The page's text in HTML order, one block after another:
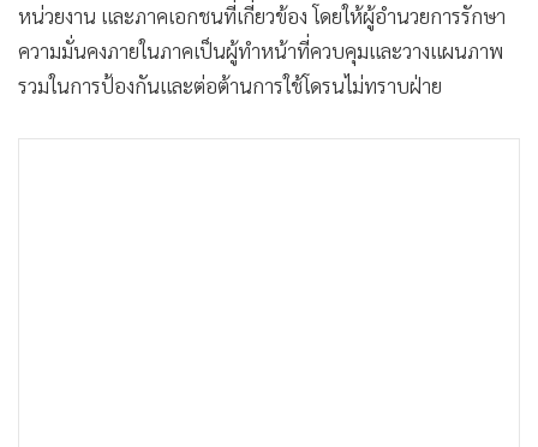
• Celeb Online
• Factcheck
• ญี่ปุ่น
หน่วยงาน และภาคเอกชนที่เกี่ยวข้อง โดยให้ผู้อำนวยการรักษา
ความมั่นคงภายในภาคเป็นผู้ทำหน้าที่ควบคุมและวางแผนภาพ
รวมในการป้องกันและต่อต้านการใช้โดรนไม่ทราบฝ่าย